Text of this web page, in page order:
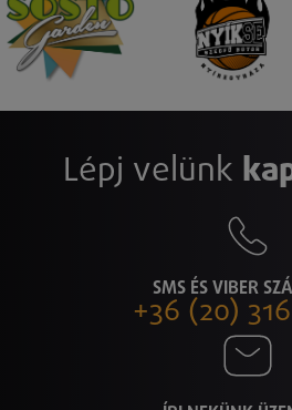
Lépj velünk
SMS ÉS VIBER
+36 (20)